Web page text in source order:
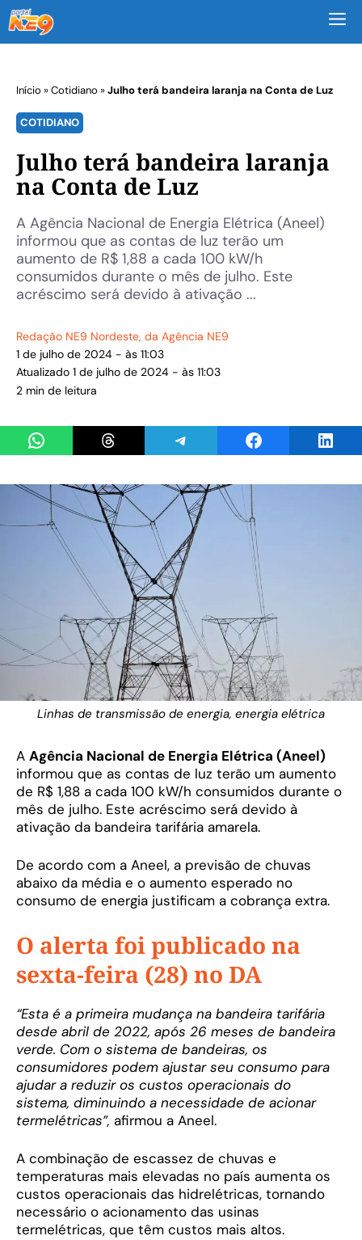
Início »Cotidiano »Julho terá bandeira laranja na Conta de Luz
COTIDIANO
Julho terá bandeira laranja
na Conta de Luz
A Agência Nacional de Energia Elétrica (Aneel)
informou que as contas de luz terão um
aumento de R$ 1,88 a cada 100 kW/h
consumidos durante o mês de julho. Este
acréscimo será devido à ativação ...
Redação NE9 Nordeste, da Agência NE9
1 de julho de 2024 - às 11:03
Atualizado 1 de julho de 2024 - às 11:03
2 min de leitura
Share on WhatsAppShare on ThreadsShare on TelegramShare on Facebook
Linhas de transmissão de energia, energia elétrica
A Agência Nacional de Energia Elétrica (Aneel)
informou que as contas de luz terão um aumento
de R$ 1,88 a cada 100 kW/h consumidos durante o
mês de julho. Este acréscimo será devido à
ativação da bandeira tarifária amarela.
De acordo com a Aneel, a previsão de chuvas
abaixo da média e o aumento esperado no
consumo de energia justificam a cobrança extra.
O alerta foi publicado na
sexta-feira (28) no DA
“Esta é a primeira mudança na bandeira tarifária
desde abril de 2022, após 26 meses de bandeira
verde. Com o sistema de bandeiras, os
consumidores podem ajustar seu consumo para
ajudar a reduzir os custos operacionais do
sistema, diminuindo a necessidade de acionar
termelétricas”, afirmou a Aneel.
A combinação de escassez de chuvas e
temperaturas mais elevadas no país aumenta os
custos operacionais das hidrelétricas, tornando
necessário o acionamento das usinas
termelétricas, que têm custos mais altos.